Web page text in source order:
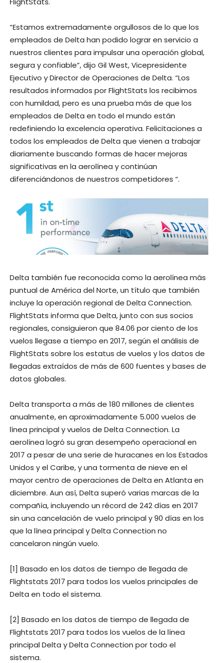
“Estamos extremadamente orgullosos de lo que los
empleados de Delta han podido lograr en servicio a
nuestros clientes para impulsar una operación global,
segura y confiable”, dijo Gil West, Vicepresidente
Ejecutivo y Director de Operaciones de Delta. “Los
resultados informados por FlightStats los recibimos
con humildad, pero es una prueba más de que los
empleados de Delta en todo el mundo están
redefiniendo la excelencia operativa. Felicitaciones a
todos los empleados de Delta que vienen a trabajar
diariamente buscando formas de hacer mejoras
significativas en la aerolínea y continúan
diferenciándonos de nuestros competidores “.
Delta también fue reconocida como la aerolínea más
puntual de América del Norte, un título que también
incluye la operación regional de Delta Connection.
FlightStats informa que Delta, junto con sus socios
regionales, consiguieron que 84.06 por ciento de los
vuelos llegase a tiempo en 2017, según el análisis de
FlightStats sobre los estatus de vuelos y los datos de
llegadas extraídos de más de 600 fuentes y bases de
datos globales.
Delta transporta a más de 180 millones de clientes
anualmente, en aproximadamente 5.000 vuelos de
línea principal y vuelos de Delta Connection. La
aerolínea logró su gran desempeño operacional en
2017 a pesar de una serie de huracanes en los Estados
Unidos y el Caribe, y una tormenta de nieve en el
mayor centro de operaciones de Delta en Atlanta en
diciembre. Aun así, Delta superó varias marcas de la
compañía, incluyendo un récord de 242 días en 2017
sin una cancelación de vuelo principal y 90 días en los
que la línea principal y Delta Connection no
cancelaron ningún vuelo.
[1] Basado en los datos de tiempo de llegada de
Flightstats 2017 para todos los vuelos principales de
Delta en todo el sistema.
[2] Basado en los datos de tiempo de llegada de
Flightstats 2017 para todos los vuelos de la línea
principal Delta y Delta Connection por todo el
sistema.